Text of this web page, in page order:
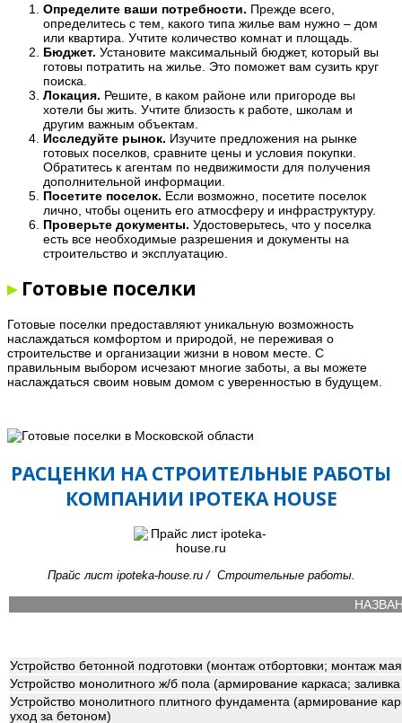
Определите ваши потребности. Прежде всего,
определитесь с тем, какого типа жилье вам нужно – дом
или квартира. Учтите количество комнат и площадь.
Бюджет. Установите максимальный бюджет, который вы
готовы потратить на жилье. Это поможет вам сузить круг
поиска.
Локация. Решите, в каком районе или пригороде вы
хотели бы жить. Учтите близость к работе, школам и
другим важным объектам.
Исследуйте рынок. Изучите предложения на рынке
готовых поселков, сравните цены и условия покупки.
Обратитесь к агентам по недвижимости для получения
дополнительной информации.
Посетите поселок. Если возможно, посетите поселок
лично, чтобы оценить его атмосферу и инфраструктуру.
Проверьте документы. Удостоверьтесь, что у поселка
есть все необходимые разрешения и документы на
строительство и эксплуатацию.
▸ Готовые поселки
Готовые поселки предоставляют уникальную возможность
наслаждаться комфортом и природой, не переживая о
строительстве и организации жизни в новом месте. С
правильным выбором исчезают многие заботы, а вы можете
наслаждаться своим новым домом с уверенностью в будущем.
РАСЦЕНКИ НА СТРОИТЕЛЬНЫЕ РАБОТЫ
КОМПАНИИ IPOTEKA HOUSE
Прайс лист ipoteka-house.ru / Строительные работы.
Устройство бетонной подготовки (монтаж отбортовки; монтаж
Устройство монолитного ж/б пола (армирование каркаса;
Устройство монолитного плитного фундамента (армирование
уход за бетоном)